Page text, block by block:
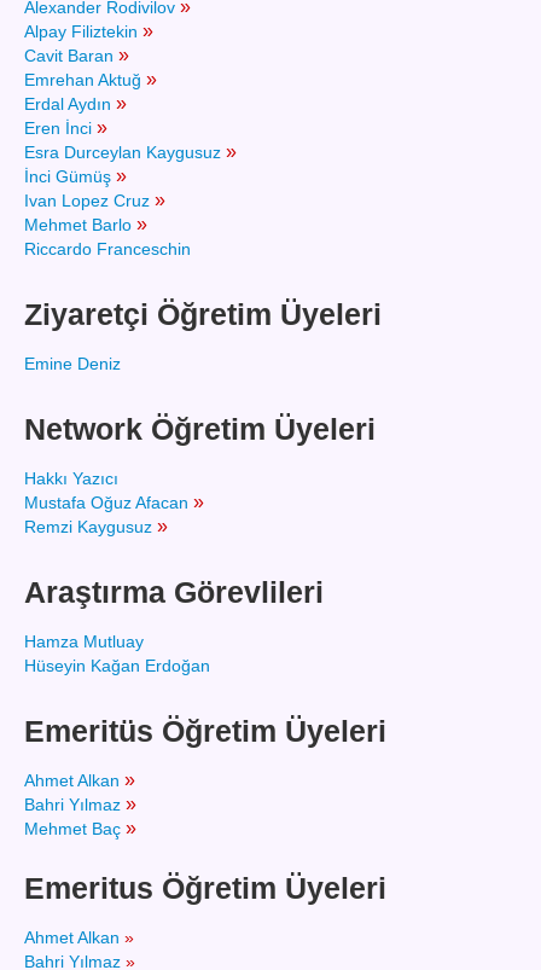
Alexander Rodivilov »
Alpay Filiztekin »
Cavit Baran »
Emrehan Aktuğ »
Erdal Aydın »
Eren İnci »
Esra Durceylan Kaygusuz »
İnci Gümüş »
Ivan Lopez Cruz »
Mehmet Barlo »
Riccardo Franceschin
Ziyaretçi Öğretim Üyeleri
Emine Deniz
Network Öğretim Üyeleri
Hakkı Yazıcı
Mustafa Oğuz Afacan »
Remzi Kaygusuz »
Araştırma Görevlileri
Hamza Mutluay
Hüseyin Kağan Erdoğan
Emeritüs Öğretim Üyeleri
Ahmet Alkan »
Bahri Yılmaz »
Mehmet Baç »
Emeritus Öğretim Üyeleri
Ahmet Alkan »
Bahri Yılmaz »